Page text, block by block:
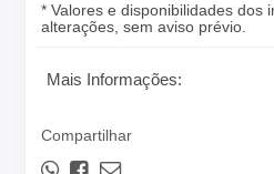
* Valores e disponibilidades dos
alterações, sem aviso prévio.
Mais Informações:
Compartilhar